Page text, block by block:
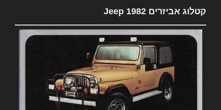
קטלוג אביזרים 1982 Jeep